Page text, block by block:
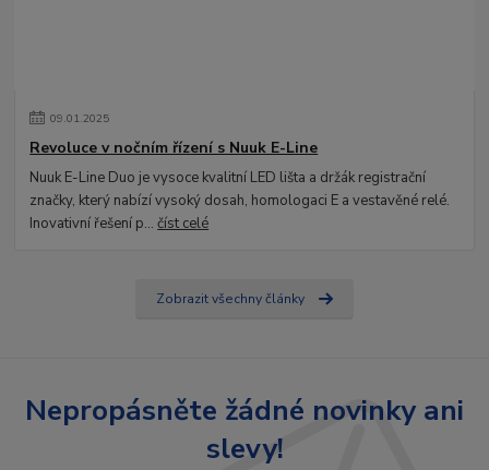
09.01.2025
Revoluce v nočním řízení s Nuuk E-Line
Nuuk E-Line Duo je vysoce kvalitní LED lišta a držák registrační
značky, který nabízí vysoký dosah, homologaci E a vestavěné relé.
Inovativní řešení p...číst celé
Zobrazit všechny články
Nepropásněte žádné novinky ani
slevy!